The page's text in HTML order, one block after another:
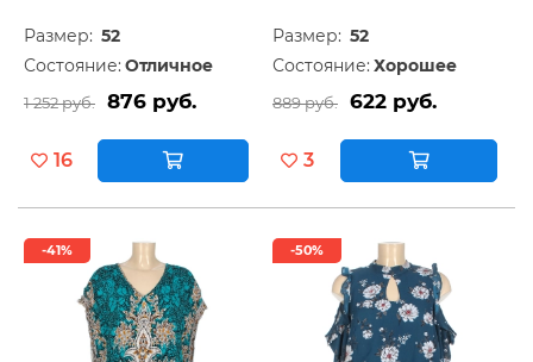
Размер: 52
Состояние: Отличное
1 252 руб. 876 руб.
16
Размер: 52
Состояние: Хорошее
889 руб. 622 руб.
3
-41% -50%